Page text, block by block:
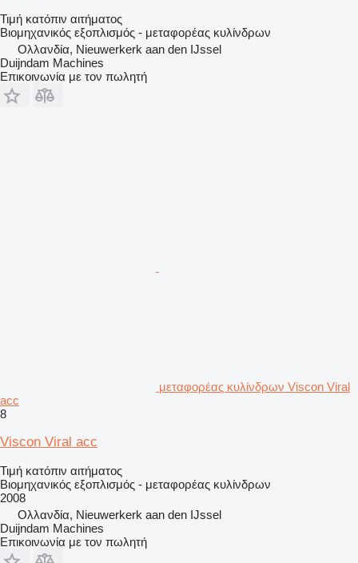
Τιμή κατόπιν αιτήματος
Βιομηχανικός εξοπλισμός - μεταφορέας κυλίνδρων
Ολλανδία, Nieuwerkerk aan den IJssel
Duijndam Machines
Επικοινωνία με τον πωλητή
μεταφορέας κυλίνδρων Viscon Viral
acc
8
Viscon Viral acc
Τιμή κατόπιν αιτήματος
Βιομηχανικός εξοπλισμός - μεταφορέας κυλίνδρων
2008
Ολλανδία, Nieuwerkerk aan den IJssel
Duijndam Machines
Επικοινωνία με τον πωλητή